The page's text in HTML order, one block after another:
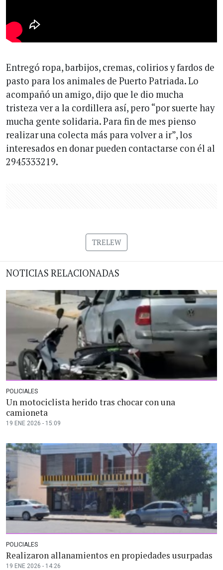
Entregó ropa, barbijos, cremas, colirios y fardos de
pasto para los animales de Puerto Patriada. Lo
acompañó un amigo, dijo que le dio mucha
tristeza ver a la cordillera así, pero “por suerte hay
mucha gente solidaria. Para fin de mes pienso
realizar una colecta más para volver a ir”, los
interesados en donar pueden contactarse con él al
2945333219.
TRELEW
NOTICIAS RELACIONADAS
POLICIALES
Un motociclista herido tras chocar con una
camioneta
19 ENE 2026 - 15:09
POLICIALES
Realizaron allanamientos en propiedades usurpadas
19 ENE 2026 - 14:26